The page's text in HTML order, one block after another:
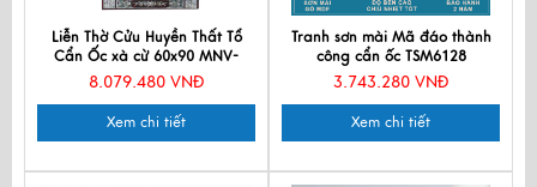
Liễn Thờ Cửu Huyền Thất Tổ
Cẩn Ốc xà cừ 60x90 MNV-
SMA195-4
8.079.480 VNĐ
Xem chi tiết
Tranh sơn mài Mã đáo thành
công cẩn ốc TSM6128
3.743.280 VNĐ
Xem chi tiết